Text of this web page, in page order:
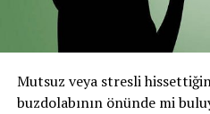
Mutsuz veya stresli
buzdolabının önünde mi